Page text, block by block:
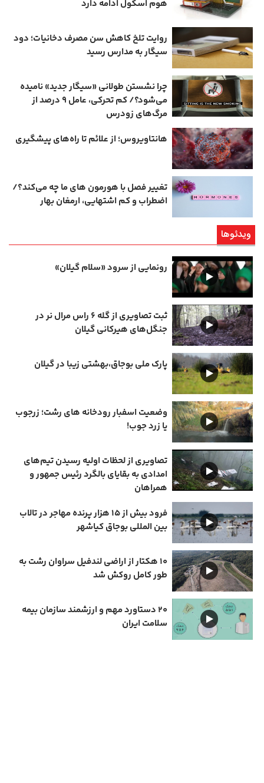
هوم ‌اسکول ادامه دارد
روایت تلخ کاهش سن مصرف دخانیات؛ دود
سیگار به مدارس رسید
چرا نشستن طولانی «سیگار جدید» نامیده
می‌شود؟/ کم‌ تحرکی، عامل ۹ درصد از
مرگ‌های زودرس
هانتاویروس؛ از علائم تا راه‌های پیشگیری
تغییر فصل با هورمون‌ های ما چه می‌کند؟/
اضطراب و کم‌ اشتهایی، ارمغان بهار
ویدئوها
رونمایی از سرود «سلام گیلان»
ثبت تصاویری از گله ۶ راس مرال نر در
جنگل‌های هیرکانی گیلان
پارک ملی بوجاق،بهشتی زیبا در گیلان
وضعیت اسفبار رودخانه های رشت؛ زرجوب
یا زرد جوب!
تصاویری از لحظات اولیه رسیدن تیم‌های
امدادی به بقایای بالگرد رئیس جمهور و
همراهان
فرود بیش از ۱۵ هزار پرنده مهاجر در تالاب
بین المللی بوجاق کیاشهر
۱۰ هکتار از اراضی لندفیل سراوان رشت به
طور کامل روکش شد
۲۰ دستاورد مهم و ارزشمند سازمان بیمه
سلامت ایران